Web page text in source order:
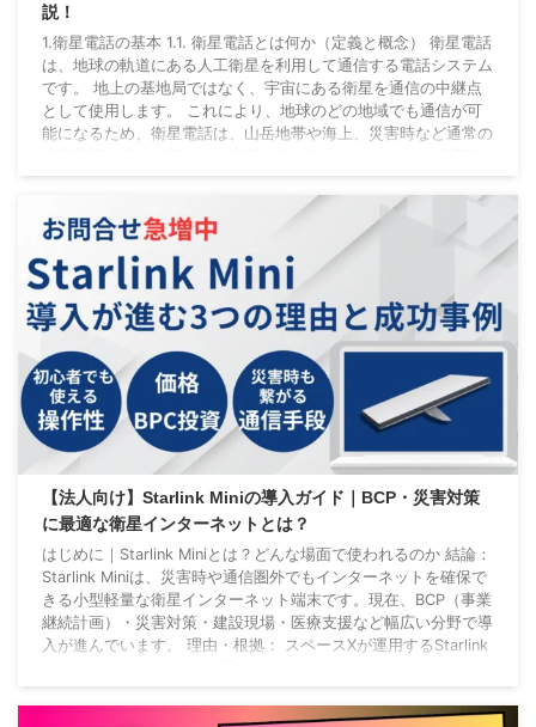
説！
1.衛星電話の基本 1.1. 衛星電話とは何か（定義と概念） 衛星電話
は、地球の軌道にある人工衛星を利用して通信する電話システム
です。 地上の基地局ではなく、宇宙にある衛星を通信の中継点
として使用します。 これにより、地球のどの地域でも通信が可
能になるため、衛星電話は、山岳地帯や海上、災害時など通常の
な違いで需要が高まっている理由です。 1.2. 衛星電話の仕組み
と機能 衛星電話は、通信衛星 ...
【法人向け】Starlink Miniの導入ガイド｜BCP・災害対策
に最適な衛星インターネットとは？
はじめに｜Starlink Miniとは？どんな場面で使われるのか 結論：
Starlink Miniは、災害時や通信圏外でもインターネットを確保で
きる小型軽量な衛星インターネット端末です。現在、BCP（事業
継続計画）・災害対策・建設現場・医療支援など幅広い分野で導
入が進んでいます。 理由・根拠： スペースXが運用するStarlink